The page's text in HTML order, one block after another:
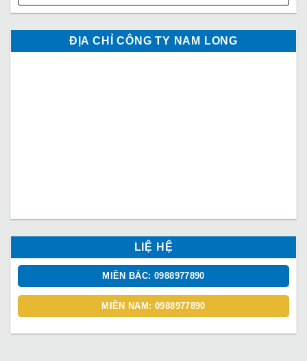
ĐỊA CHỈ CÔNG TY NAM LONG
LIỆ HỆ
MIỀN BẮC: 0988977890
MIỀN NAM: 0988977890